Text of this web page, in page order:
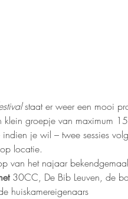
staat er weer een mooi
klein groepje van maximum
je wil – twee sessies
locatie.
van het najaar
30CC, De Bib Leuven, de
huiskamereigenaars